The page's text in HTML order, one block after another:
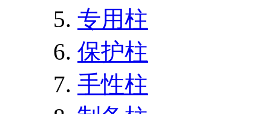
专用柱
保护柱
手性柱